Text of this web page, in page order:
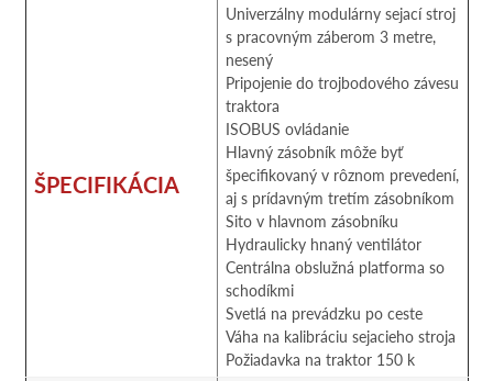
ŠPECIFIKÁCIA
Univerzálny modulárny sejací stroj
s pracovným záberom 3 metre,
nesený
Pripojenie do trojbodového závesu
traktora
ISOBUS ovládanie
Hlavný zásobník môže byť
špecifikovaný v rôznom prevedení,
aj s prídavným tretím zásobníkom
Sito v hlavnom zásobníku
Hydraulicky hnaný ventilátor
Centrálna obslužná platforma so
schodíkmi
Svetlá na prevádzku po ceste
Váha na kalibráciu sejacieho stroja
Požiadavka na traktor 150 k